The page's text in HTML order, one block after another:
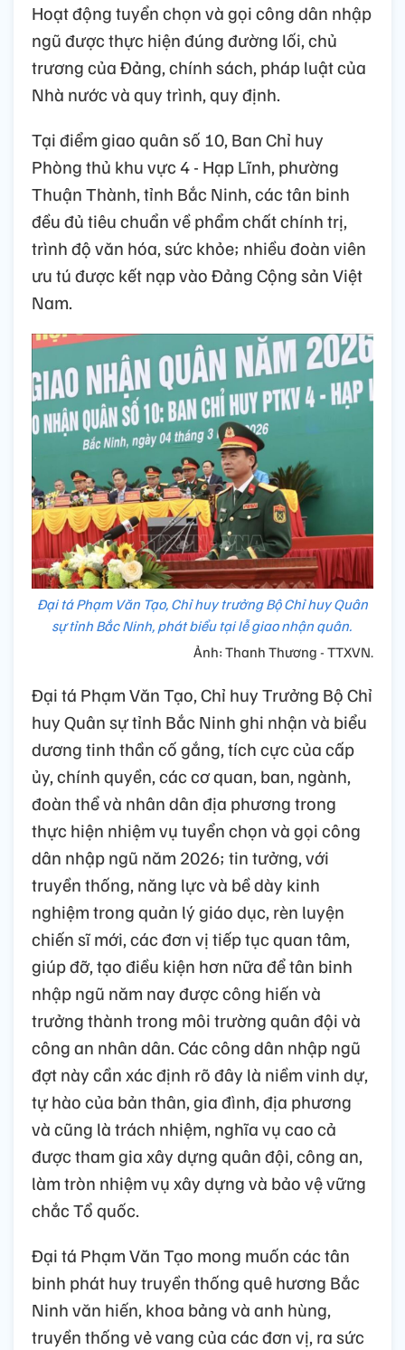
Hoạt động tuyển chọn và gọi công dân nhập
ngũ được thực hiện đúng đường lối, chủ
trương của Đảng, chính sách, pháp luật của
Nhà nước và quy trình, quy định.
Tại điểm giao quân số 10, Ban Chỉ huy
Phòng thủ khu vực 4 - Hạp Lĩnh, phường
Thuận Thành, tỉnh Bắc Ninh, các tân binh
đều đủ tiêu chuẩn về phẩm chất chính trị,
trình độ văn hóa, sức khỏe; nhiều đoàn viên
ưu tú được kết nạp vào Đảng Cộng sản Việt
Nam.
Đại tá Phạm Văn Tạo, Chỉ huy trưởng Bộ Chỉ huy Quân
sự tỉnh Bắc Ninh, phát biểu tại lễ giao nhận quân.
Ảnh: Thanh Thương - TTXVN.
Đại tá Phạm Văn Tạo, Chỉ huy Trưởng Bộ Chỉ
huy Quân sự tỉnh Bắc Ninh ghi nhận và biểu
dương tinh thần cố gắng, tích cực của cấp
ủy, chính quyền, các cơ quan, ban, ngành,
đoàn thể và nhân dân địa phương trong
thực hiện nhiệm vụ tuyển chọn và gọi công
dân nhập ngũ năm 2026; tin tưởng, với
truyền thống, năng lực và bề dày kinh
nghiệm trong quản lý giáo dục, rèn luyện
chiến sĩ mới, các đơn vị tiếp tục quan tâm,
giúp đỡ, tạo điều kiện hơn nữa để tân binh
nhập ngũ năm nay được công hiến và
trưởng thành trong môi trường quân đội và
công an nhân dân. Các công dân nhập ngũ
đợt này cần xác định rõ đây là niềm vinh dự,
tự hào của bản thân, gia đình, địa phương
và cũng là trách nhiệm, nghĩa vụ cao cả
được tham gia xây dựng quân đội, công an,
làm tròn nhiệm vụ xây dựng và bảo vệ vững
chắc Tổ quốc.
Đại tá Phạm Văn Tạo mong muốn các tân
binh phát huy truyền thống quê hương Bắc
Ninh văn hiến, khoa bảng và anh hùng,
truyền thống vẻ vang của các đơn vị, ra sức